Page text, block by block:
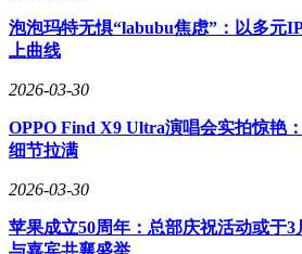
泡泡玛特无惧“labubu焦虑”：以多元
上曲线
2026-03-30
OPPO Find X9 Ultra演唱会实拍惊艳
细节拉满
2026-03-30
苹果成立50周年：总部庆祝活动或于
与嘉宾共襄盛举